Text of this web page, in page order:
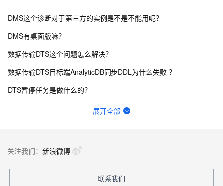
DMS这个诊断对于第三方的实例是不是不能用呢？
DMS有桌面版嘛？
数据传输DTS这个问题怎么解决？
数据传输DTS目标端AnalyticDB同步DDL为什么失败 ？
DTS暂停任务是做什么的？
DMS历史数据清理如果配置了过滤条件，那么保留时长如何配置？
请问DMS数据追踪功能是否支持OceanBase Mysql？
展开全部
关注我们： 新浪微博
联系我们